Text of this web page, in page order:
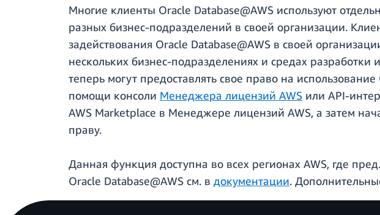
Многие клиенты Oracle Database@AWS используют
разных бизнес-подразделений в своей организации.
задействования Oracle Database@AWS в своей
нескольких бизнес-подразделениях и средах разработки
теперь могут предоставлять свое право на
помощи консоли Менеджера лицензий AWS или API-
AWS Marketplace в Менеджере лицензий AWS, а затем
праву.
Данная функция доступна во всех регионах AWS, где
Oracle Database@AWS см. в документации.